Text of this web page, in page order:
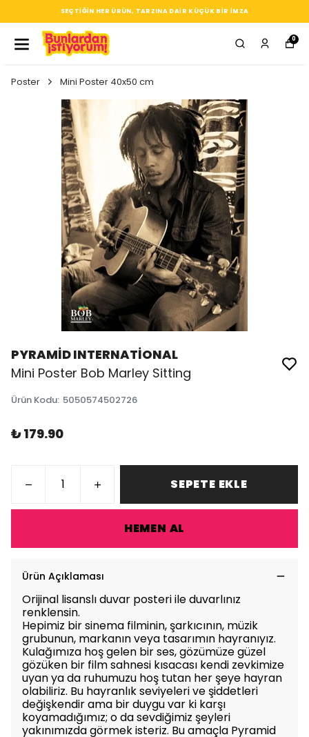
SEÇTIĞIN HER ÜRÜN, TARZINA DAIR KÜÇÜK BIR IMZA
0
Poster Mini Poster 40x50 cm
PYRAMİD INTERNATİONAL
Mini Poster Bob Marley Sitting
Ürün Kodu: 5050574502726
₺ 179.90
SEPETE EKLE
HEMEN AL
Ürün Açıklaması
Orijinal lisanslı duvar posteri ile duvarlınız
renklensin.
Hepimiz bir sinema filminin, şarkıcının, müzik
grubunun, markanın veya tasarımın hayranıyız.
Kulağımıza hoş gelen bir ses, gözümüze güzel
gözüken bir film sahnesi kısacası kendi zevkimize
uyan ya da ruhumuzu hoş tutan her şeye hayran
olabiliriz. Bu hayranlık seviyeleri ve şiddetleri
değişkendir ama bir duygu var ki karşı
koyamadığımız; o da sevdiğimiz şeyleri
yakınımızda görmek isteriz. Bu amaçla Pyramid